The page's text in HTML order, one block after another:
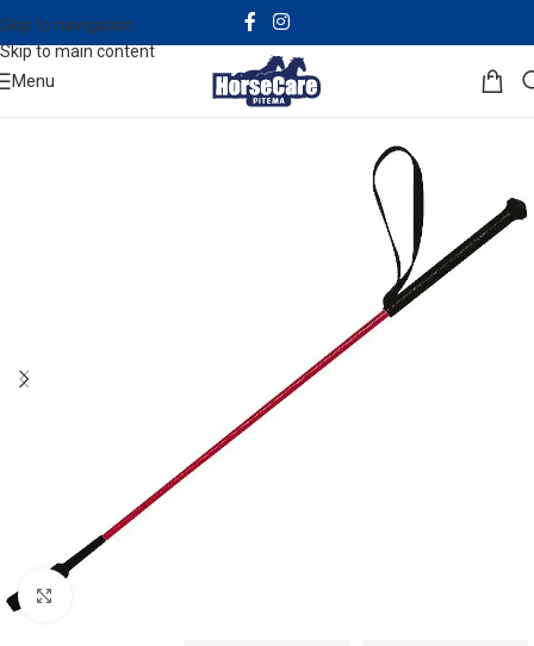
Skip to navigation
Skip to main content
Menu